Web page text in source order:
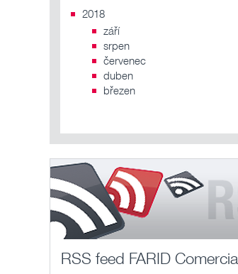
2018
září
srpen
červenec
duben
březen
RSS feed FARID Comercia